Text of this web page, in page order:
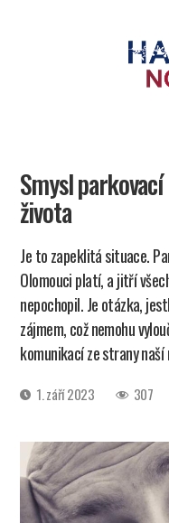
Smysl
života
Je to zapeklitá situace.
Olomouci platí, a jitří
nepochopil. Je otázka,
zájmem, což nemohu
komunikací ze strany naší
Datum1. září 2023 307